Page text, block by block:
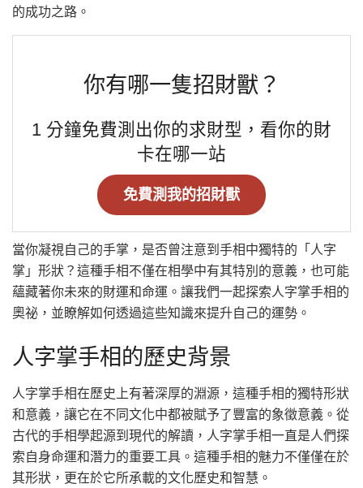
的成功之路。
你有哪一隻招財獸？
1 分鐘免費測出你的求財型，看你的財
卡在哪一站
免費測我的招財獸
當你凝視自己的手掌，是否曾注意到手相中獨特的「人字
掌」形狀？這種手相不僅在相學中有其特別的意義，也可能
蘊藏著你未來的財運和命運。讓我們一起探索人字掌手相的
奧祕，並瞭解如何透過這些知識來提升自己的運勢。
人字掌手相的歷史背景
人字掌手相在歷史上有著深厚的淵源，這種手相的獨特形狀
和意義，讓它在不同文化中都被賦予了豐富的象徵意義。從
古代的手相學起源到現代的解讀，人字掌手相一直是人們探
索自身命運和潛力的重要工具。這種手相的魅力不僅僅在於
其形狀，更在於它所承載的文化歷史和智慧。